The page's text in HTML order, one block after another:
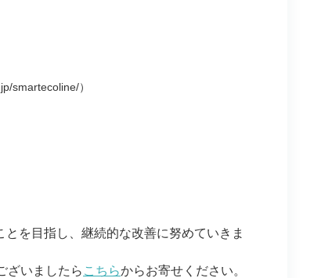
smartecoline/）
を目指し、継続的な改善に努めていきま
ざいましたら こちらからお寄せください。